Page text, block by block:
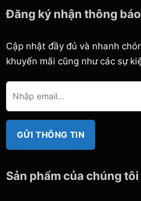
Đăng ký nhận thông báo
Cập nhật đầy đủ và nhanh
khuyến mãi cũng như các sự
Sản phẩm của chúng tôi